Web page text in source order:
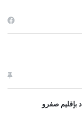
بإقليم صفرو